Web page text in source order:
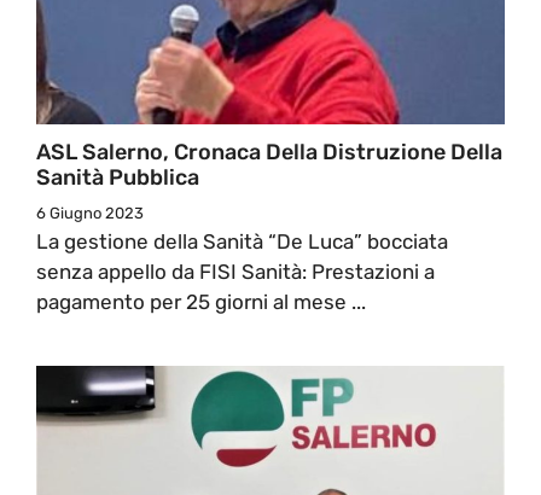
ASL Salerno, Cronaca Della Distruzione Della
Sanità Pubblica
6 Giugno 2023
La gestione della Sanità “De Luca” bocciata
senza appello da FISI Sanità: Prestazioni a
pagamento per 25 giorni al mese ...